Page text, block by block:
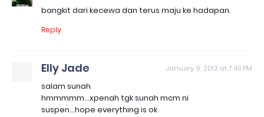
bangkit dari kecewa dan terus maju ke hadapan.
Reply
Elly Jade January 9, 2012 at 7:43 PM
salam sunah
hmmmmm...xpenah tgk sunah mcm ni
suspen...hope everything is ok